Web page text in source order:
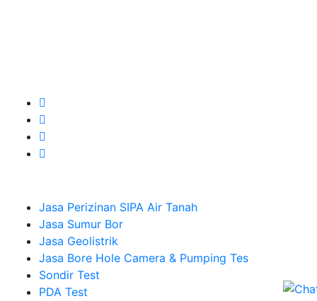
Jasa Perizinan SIPA Air Tanah
Jasa Sumur Bor
Jasa Geolistrik
Jasa Bore Hole Camera & Pumping Tes
Sondir Test
PDA Test